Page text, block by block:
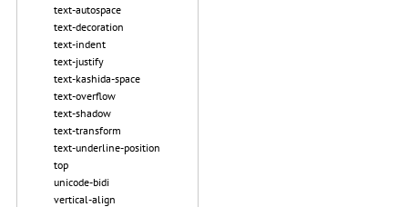
text-autospace
text-decoration
text-indent
text-justify
text-kashida-space
text-overflow
text-shadow
text-transform
text-underline-position
top
unicode-bidi
vertical-align